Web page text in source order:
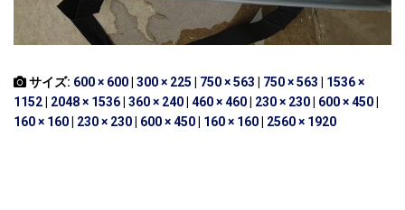
サイズ: 600 × 600| 300 × 225 | 750 × 563 | 750 × 563 | 1536 ×
1152| 2048 × 1536| 360 × 240| 460 × 460| 230 × 230| 600 × 450|
160 × 160| 230 × 230| 600 × 450| 160 × 160| 2560 × 1920